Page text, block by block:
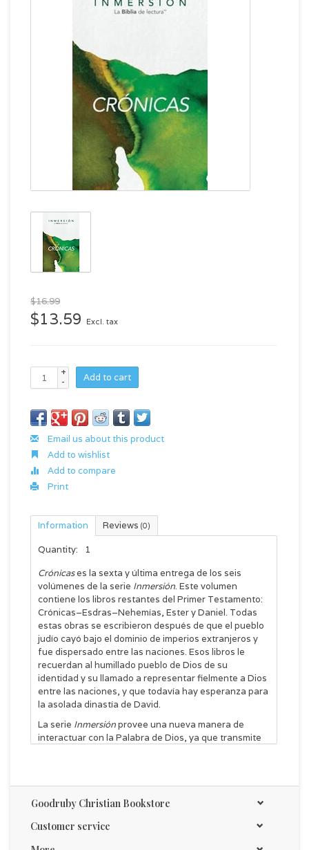
$16.99
$13.59 Excl. tax
+
-
Add to cart
Email us about this product
Add to wishlist
Add to compare
Print
Information Reviews (0)
Quantity:
1
Crónicases la sexta y última entrega de los seis
volúmenes de la serie Inmersión. Este volumen
contiene los libros restantes del Primer Testamento:
Crónicas–Esdras–Nehemías, Ester y Daniel. Todas
estas obras se escribieron después de que el pueblo
judío cayó bajo el dominio de imperios extranjeros y
fue dispersado entre las naciones. Esos libros le
recuerdan al humillado pueblo de Dios de su
identidad y su llamado a representar fielmente a Dios
entre las naciones, y que todavía hay esperanza para
la asolada dinastía de David.
La serie Inmersiónprovee una nueva manera de
interactuar con la Palabra de Dios, ya que transmite
disposición para encontrar fácilmente citas bíblicas
específicas, no aparecen en el texto mismo de las
la Palabra de Dios. El resultado final es una Biblia
Goodruby Christian Bookstore
Customer service